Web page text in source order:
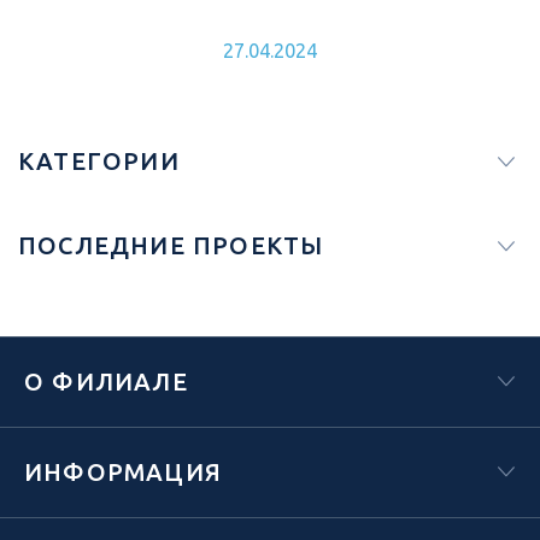
КЫРГЫЗСКОЙ РЕСПУБЛИКЕ
27.04.2024
КАТЕГОРИИ
ПОСЛЕДНИЕ ПРОЕКТЫ
О ФИЛИАЛЕ
ИНФОРМАЦИЯ